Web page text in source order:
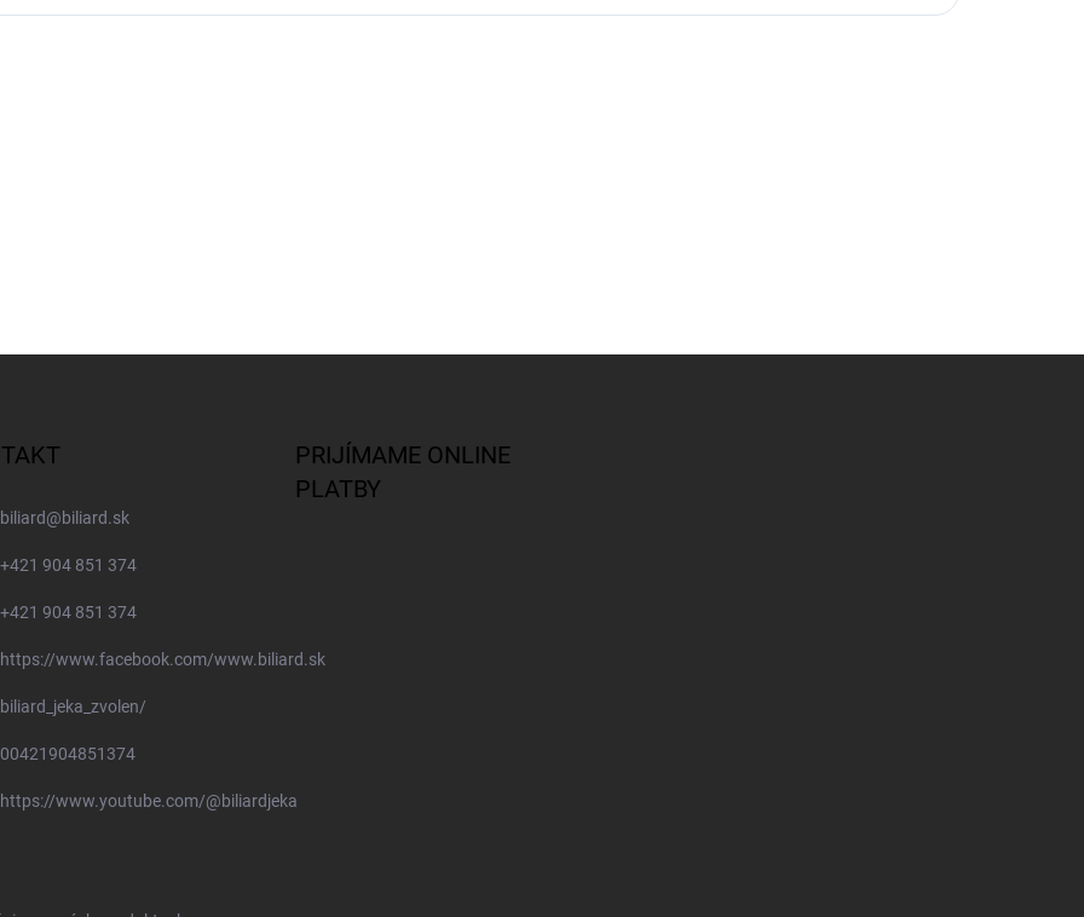
biliard@biliard.sk
+421 904 851 374
+421 904 851 374
https://www.facebook.com/www.biliard.sk
biliard_jeka_zvolen/
00421904851374
https://www.youtube.com/@biliardjeka
PRIJÍMAME ONLINE
PLATBY